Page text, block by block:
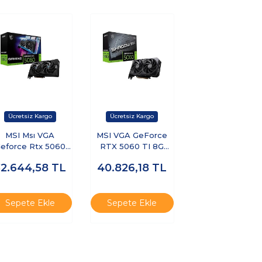
MSI Msı VGA
Rtx 5060
8gb Gddr7
(3xdp 1xhdmı)
Ekran Kartı
TL
Sepete Ekle
MSI VGA GeForce
RTX 5060 TI 8G
PLUS RTX5060TI
DX12 PCIE 5.0 X16
(3XDP 1XHDMI)
40.826,18 TL
Sepete Ekle